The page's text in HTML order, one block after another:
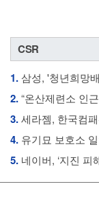
CSR
1.삼성, '청년희망
2.“온산제련소 인
3.세라젬, 한국컴
4. 유기묘 보호소
5. 네이버, ‘지진 피